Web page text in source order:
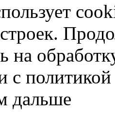
на
с
дальше